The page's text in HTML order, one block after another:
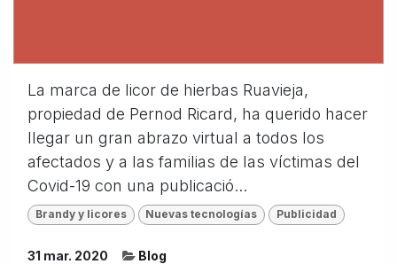
La marca de licor de hierbas Ruavieja,
propiedad de Pernod Ricard, ha querido hacer
llegar un gran abrazo virtual a todos los
afectados y a las familias de las víctimas del
Covid-19 con una publicació...
Brandy y licores Nuevas tecnologías Publicidad
31 mar. 2020 Blog